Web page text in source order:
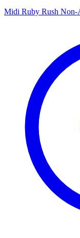
Midi Ruby Rush